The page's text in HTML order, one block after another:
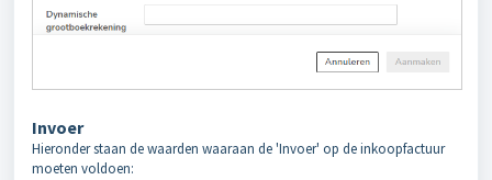
Invoer
Hieronder staan de waarden waaraan de 'Invoer' op de inkoopfactuur
moeten voldoen: